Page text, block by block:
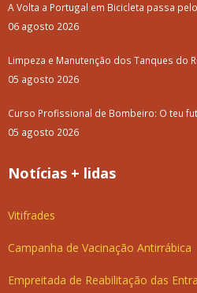
A Volta a Portugal em Bicicleta passa
06 agosto 2026
Limpeza e Manutenção dos Tanques do
05 agosto 2026
Curso Profissional de Bombeiro: O teu
05 agosto 2026
Notícias + lidas
Vitifrades
Campanha de Vacinação Antirrábica
Empreitada de Reabilitação das